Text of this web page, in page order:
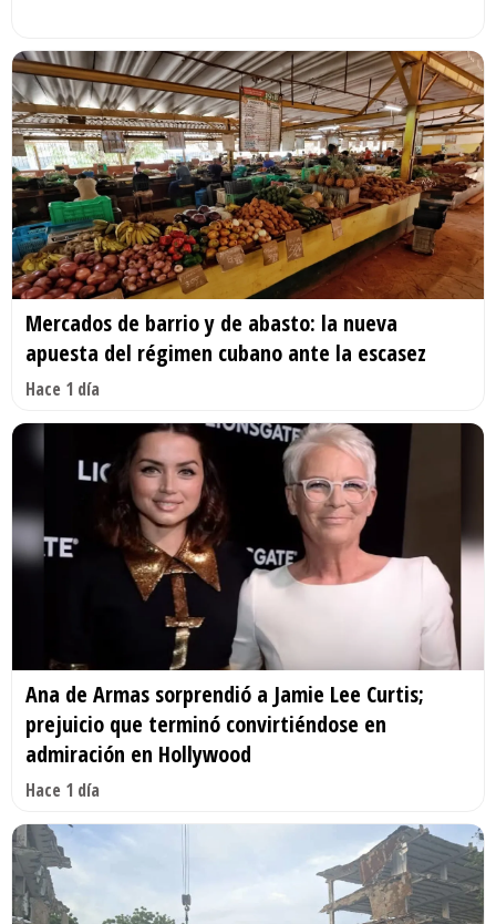
Mercados de barrio y de abasto: la nueva
apuesta del régimen cubano ante la escasez
Hace 1 día
Ana de Armas sorprendió a Jamie Lee Curtis;
prejuicio que terminó convirtiéndose en
admiración en Hollywood
Hace 1 día